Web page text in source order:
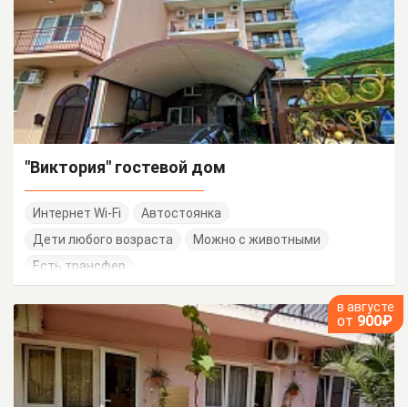
"Виктория" гостевой дом
Интернет Wi-Fi
Автостоянка
Дети любого возраста
Можно с животными
Есть трансфер
в августе
от 900₽